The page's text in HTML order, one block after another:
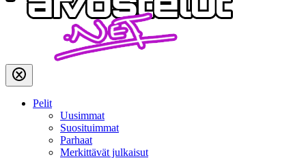
Pelit
Uusimmat
Suosituimmat
Parhaat
Merkittävät julkaisut